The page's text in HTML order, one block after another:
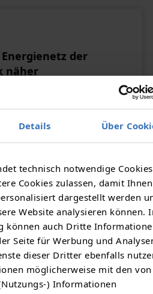
Details Über
technisch notwendige
Cookies zulassen, damit Ihnen
dargestellt werden
Website analysieren können.
können auch Dritte
Seite für Werbung und
dieser Dritter ebenfalls
möglicherweise mit den von
) Informationen
der
näher
– Labortest der TMZ
anzeigen